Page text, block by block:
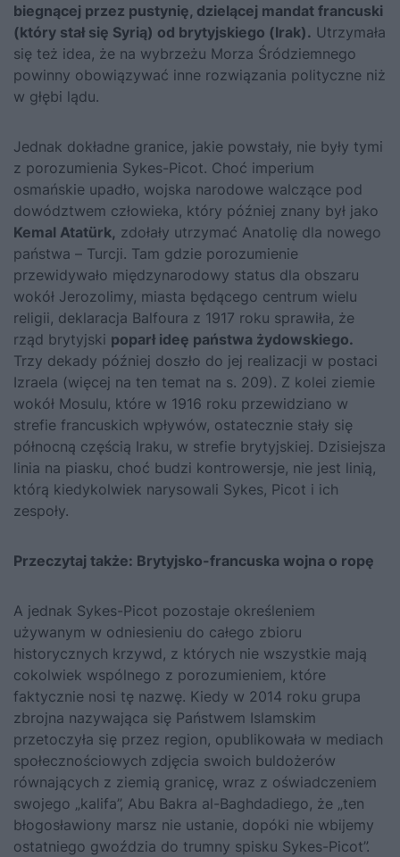
biegnącej przez pustynię, dzielącej mandat fran­cuski
(który stał się Syrią) od brytyjskiego (Irak). Utrzymała
się też idea, że na wybrzeżu Morza Śródziemnego
powinny obowiązywać inne rozwiązania polityczne niż
w głębi lądu.
Jednak dokładne granice, jakie powstały, nie były tymi
z porozumie­nia Sykes-Picot. Choć imperium
osmańskie upadło, wojska narodowe walczące pod
dowództwem człowieka, który później znany był jako
Ke­mal Atatürk, zdołały utrzymać Anatolię dla nowego
państwa – Turcji. Tam gdzie porozumienie
przewidywało międzynarodowy status dla ob­szaru
wokół Jerozolimy, miasta będącego centrum wielu
religii, deklara­cja Balfoura z 1917 roku sprawiła, że
rząd brytyjski poparł ideę państwa żydowskiego.
Trzy dekady później doszło do jej realizacji w postaci
Izra­ela (więcej na ten temat na s. 209). Z kolei ziemie
wokół Mosulu, które w 1916 roku przewidziano w
strefie francuskich wpływów, ostatecznie stały się
północną częścią Iraku, w strefie brytyjskiej. Dzisiejsza
linia na piasku, choć budzi kontrowersje, nie jest linią,
którą kiedykolwiek narysowali Sykes, Picot i ich
zespoły.
Przeczytaj także: Brytyjsko-francuska wojna o ropę
A jednak Sykes-Picot pozostaje określeniem
używanym w odnie­sieniu do całego zbioru
historycznych krzywd, z których nie wszystkie mają
cokolwiek wspólnego z porozumieniem, które
faktycznie nosi tę nazwę. Kiedy w 2014 roku grupa
zbrojna nazywająca się Państwem Islamskim
przetoczyła się przez region, opublikowała w mediach
społecz­nościowych zdjęcia swoich buldożerów
równających z ziemią granicę, wraz z oświadczeniem
swojego „kalifa”, Abu Bakra al-Baghdadiego, że „ten
błogosławiony marsz nie ustanie, dopóki nie wbijemy
ostatniego gwoździa do trumny spisku Sykes-Picot”.